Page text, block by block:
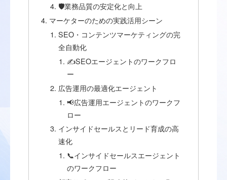
🛡️業務品質の安定化と向上
マーケターのための実践活用シーン
SEO・コンテンツマーケティングの完
全自動化
✍️SEOエージェントのワークフロ
ー
広告運用の最適化エージェント
📢広告運用エージェントのワークフ
ロー
インサイドセールスとリード育成の高
速化
📞インサイドセールスエージェント
のワークフロー